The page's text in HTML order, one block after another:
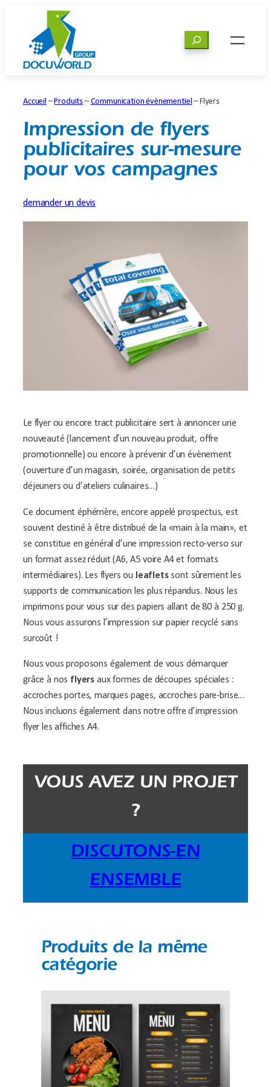
contenu
Rechercher
Accueil – Produits –Communication évènementiel – Flyers
Impression de flyers
publicitaires sur-mesure
pour vos campagnes
demander un devis
Le flyer ou encore tract publicitaire sert à annoncer une
nouveauté (lancement d’un nouveau produit, offre
promotionnelle) ou encore à prévenir d’un évènement
(ouverture d’un magasin, soirée, organisation de petits
déjeuners ou d’ateliers culinaires…)
Ce document éphémère, encore appelé prospectus, est
souvent destiné à être distribué de la «main à la main», et
se constitue en général d’une impression recto-verso sur
un format assez réduit (A6, A5 voire A4 et formats
intermédiaires). Les flyers ou
leafletssont sûrement les
supports de communication les plus répandus. Nous les
imprimons pour vous sur des papiers allant de 80 à 250 g.
Nous vous assurons l’impression sur papier recyclé sans
surcoût !
Nous vous proposons également de vous démarquer
grâce à nos flyers aux formes de découpes spéciales :
accroches portes, marques pages, accroches pare-brise…
Nous incluons également dans notre offre d’impression
flyer les affiches A4.
VOUS AVEZ UN PROJET
?
DISCUTONS-EN
ENSEMBLE
Produits de la même
catégorie